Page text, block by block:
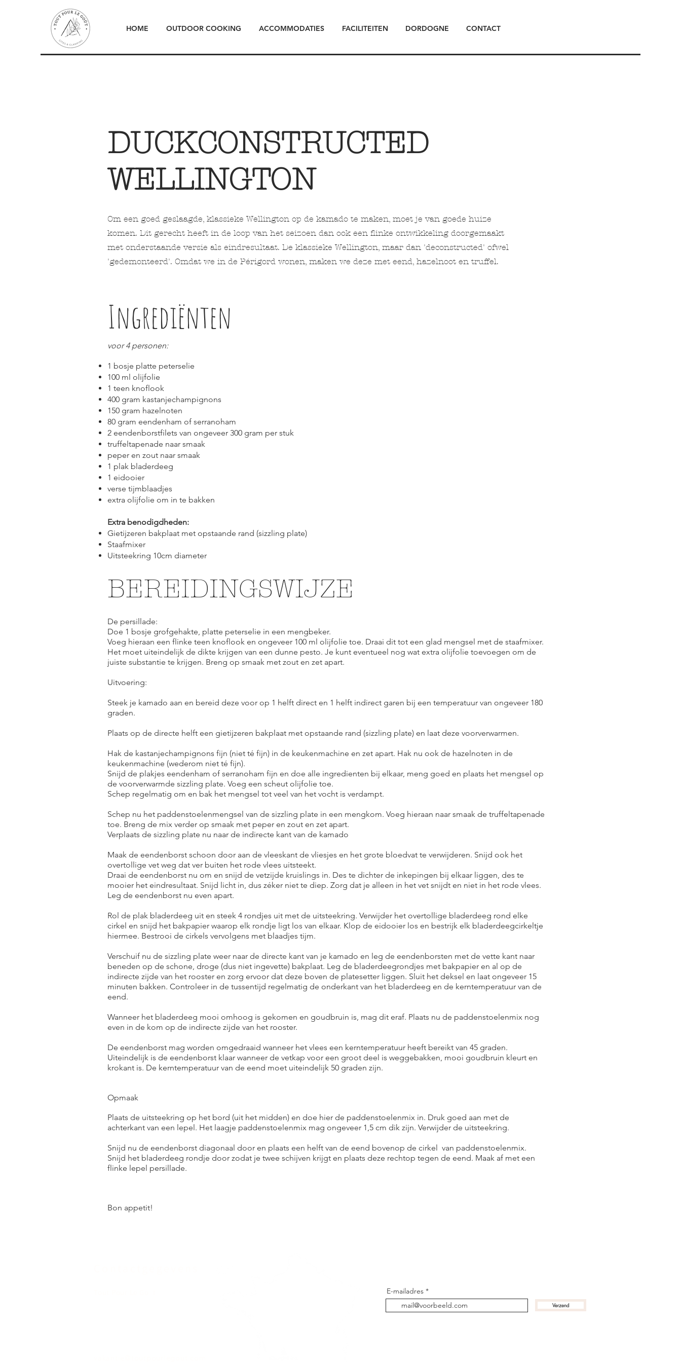
HOME OUTDOOR COOKING ACCOMMODATIES FACILITEITEN DORDOGNE CONTACT
DUCKCONSTRUCTED
WELLINGTON
Om een goed geslaagde, klassieke Wellington op de kamado te maken, moet je van goede huize
komen. Dit gerecht heeft in de loop van het seizoen dan ook een flinke ontwikkeling doorgemaakt
met onderstaande versie als eindresultaat. De klassieke Wellington, maar dan 'deconstructed' ofwel
'gedemonteerd'. Omdat we in de Périgord wonen, maken we deze met eend, hazelnoot en truffel.
Ingrediënten
voor 4 personen:
1 bosje platte peterselie
100 ml olijfolie
1 teen knoflook
400 gram kastanjechampignons
150 gram hazelnoten
80 gram eendenham of serranoham
2 eendenborstfilets van ongeveer 300 gram per stuk
truffeltapenade naar smaak
peper en zout naar smaak
1 plak bladerdeeg
1 eidooier
verse tijmblaadjes
extra olijfolie om in te bakken
Extra benodigdheden:
Gietijzeren bakplaat met opstaande rand (sizzling plate)
Staafmixer
Uitsteekring 10cm diameter
BEREIDINGSWIJZE
De persillade:
Doe 1 bosje grofgehakte, platte peterselie in een mengbeker.
Voeg hieraan een flinke teen knoflook en ongeveer 100 ml olijfolie toe. Draai dit tot een glad mengsel met de staafmixer.
Het moet uiteindelijk de dikte krijgen van een dunne pesto. Je kunt eventueel nog wat extra olijfolie toevoegen om de
juiste substantie te krijgen. Breng op smaak met zout en zet apart.
Uitvoering:
Steek je kamado aan en bereid deze voor op 1 helft direct en 1 helft indirect garen bij een temperatuur van ongeveer 180
graden.
Plaats op de directe helft een gietijzeren bakplaat met opstaande rand (sizzling plate) en laat deze voorverwarmen.
Hak de kastanjechampignons fijn (niet té fijn) in de keukenmachine en zet apart. Hak nu ook de hazelnoten in de
keukenmachine (wederom niet té fijn).
Snijd de plakjes eendenham of serranoham fijn en doe alle ingredienten bij elkaar, meng goed en plaats het mengsel op
de voorverwarmde sizzling plate. Voeg een scheut olijfolie toe.
Schep regelmatig om en bak het mengsel tot veel van het vocht is verdampt.
Schep nu het paddenstoelenmengsel van de sizzling plate in een mengkom. Voeg hieraan naar smaak de truffeltapenade
toe. Breng de mix verder op smaak met peper en zout en zet apart.
Verplaats de sizzling plate nu naar de indirecte kant van de kamado
Maak de eendenborst schoon door aan de vleeskant de vliesjes en het grote bloedvat te verwijderen. Snijd ook het
overtollige vet weg dat ver buiten het rode vlees uitsteekt.
Draai de eendenborst nu om en snijd de vetzijde kruislings in. Des te dichter de inkepingen bij elkaar liggen, des te
mooier het eindresultaat. Snijd licht in, dus zéker niet te diep. Zorg dat je alleen in het vet snijdt en niet in het rode vlees.
Leg de eendenborst nu even apart.
Rol de plak bladerdeeg uit en steek 4 rondjes uit met de uitsteekring. Verwijder het overtollige bladerdeeg rond elke
cirkel en snijd het bakpapier waarop elk rondje ligt los van elkaar. Klop de eidooier los en bestrijk elk bladerdeegcirkeltje
hiermee. Bestrooi de cirkels vervolgens met blaadjes tijm.
Verschuif nu de sizzling plate weer naar de directe kant van je kamado en leg de eendenborsten met de vette kant naar
beneden op de schone, droge (dus niet ingevette) bakplaat. Leg de bladerdeegrondjes met bakpapier en al op de
indirecte zijde van het rooster en zorg ervoor dat deze boven de platesetter liggen. Sluit het deksel en laat ongeveer 15
minuten bakken. Controleer in de tussentijd regelmatig de onderkant van het bladerdeeg en de kerntemperatuur van de
eend.
Wanneer het bladerdeeg mooi omhoog is gekomen en goudbruin is, mag dit eraf. Plaats nu de paddenstoelenmix nog
even in de kom op de indirecte zijde van het rooster.
De eendenborst mag worden omgedraaid wanneer het vlees een kerntemperatuur heeft bereikt van 45 graden.
Uiteindelijk is de eendenborst klaar wanneer de vetkap voor een groot deel is weggebakken, mooi goudbruin kleurt en
krokant is. De kerntemperatuur van de eend moet uiteindelijk 50 graden zijn.
Opmaak
Plaats de uitsteekring op het bord (uit het midden) en doe hier de paddenstoelenmix in. Druk goed aan met de
achterkant van een lepel. Het laagje paddenstoelenmix mag ongeveer 1,5 cm dik zijn. Verwijder de uitsteekring.
Snijd nu de eendenborst diagonaal door en plaats een helft van de eend bovenop de cirkel van paddenstoelenmix.
Snijd het bladerdeeg rondje door zodat je twee schijven krijgt en plaats deze rechtop tegen de eend. Maak af met een
flinke lepel persillade.
Bon appetit!
E-mailadres
Verzend